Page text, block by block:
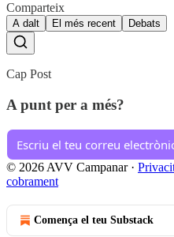
Comparteix
A dalt El més recent Debats
Cap Post
A punt per a més?
© 2026 AVV Campanar·
cobrament
Comença el teu Substack